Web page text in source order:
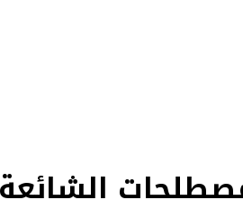
الشائعة